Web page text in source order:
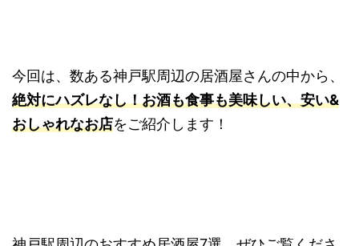
今回は、数ある神戸駅周辺の居酒屋さんの中から、
絶対にハズレなし！お酒も食事も美味しい、安い&
おしゃれなお店をご紹介します！